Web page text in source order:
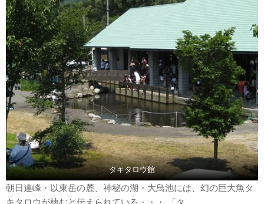
タキタロウ館
朝日連峰・以東岳の麓、神秘の湖・大鳥池には、幻の巨大魚タ